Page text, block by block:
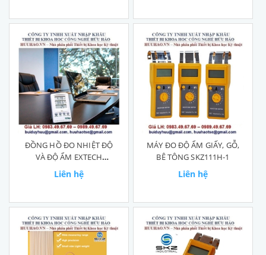
ĐỒNG HỒ ĐO NHIỆT ĐỘ
VÀ ĐỘ ẨM EXTECH
445702
Liên hệ
MÁY ĐO ĐỘ ẨM GIẤY, GỖ,
BÊ TÔNG SKZ111H-1
Liên hệ